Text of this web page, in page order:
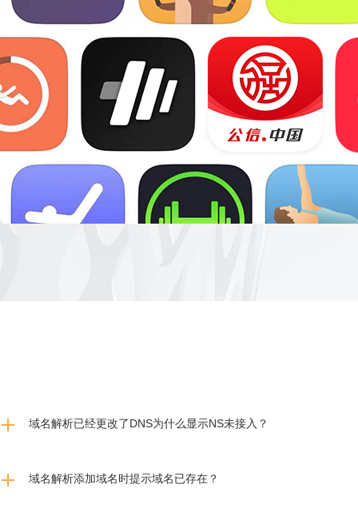
域名解析已经更改了DNS为什么显示NS未接入？
域名解析添加域名时提示域名已存在？